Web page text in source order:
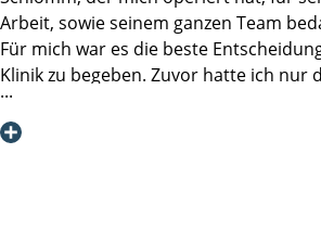
Arbeit, sowie seinem ganzen Team
Für mich war es die beste
Klinik zu begeben. Zuvor hatte ich nur
Referenzen zu lesen und zu hören
merkte gleich bei Ankunft in der Klinik,